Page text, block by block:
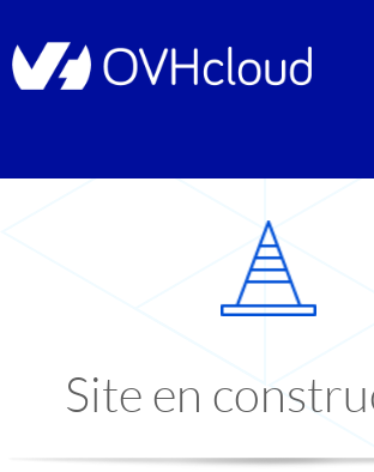
Site en